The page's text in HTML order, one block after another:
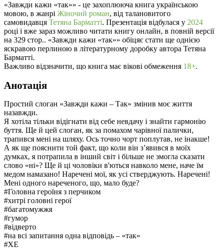
«Завжди кажи «так»» - це захоплююча книга українською
мовою, в жанрі Жіночий роман, від талановитого
самовидавця Тетяна Барматті. Презентація відбулася у 2024
році і вже зараз можливо читати книгу онлайн, в повній версії
на 329 стор.. «Завжди кажи «так»» обіцяє стати ще однією
яскравою перлиною в літературному доробку автора Тетяна
Барматті.
Важливо відзначити, що книга має вікові обмеження 18+.
Анотація
Простий слоган «Завжди кажи – Так» змінив моє життя
назавжди.
Я хотіла тільки відігнати від себе невдачу і знайти гармонію
буття. Ще й цей слоган, як за помахом чарівної палички,
трапився мені на шляху. Ось точно чорт поплутав, не інакше!
А як ще пояснити той факт, що коли він з’явився в моїх
думках, я потрапила в інший світ і більше не змогла сказати
слово «ні»? Ще й ці чоловіки в'ються навколо мене, наче їм
медом намазано! Наречені мої, як усі стверджують. Наречені!
Мені одного нареченого, що, мало буде?
#Головна героїня з перчиком
#хитрі головні герої
#багатомужжя
#гумор
#відверто
#на всі запитання одна відповідь – «так»
#ХЕ